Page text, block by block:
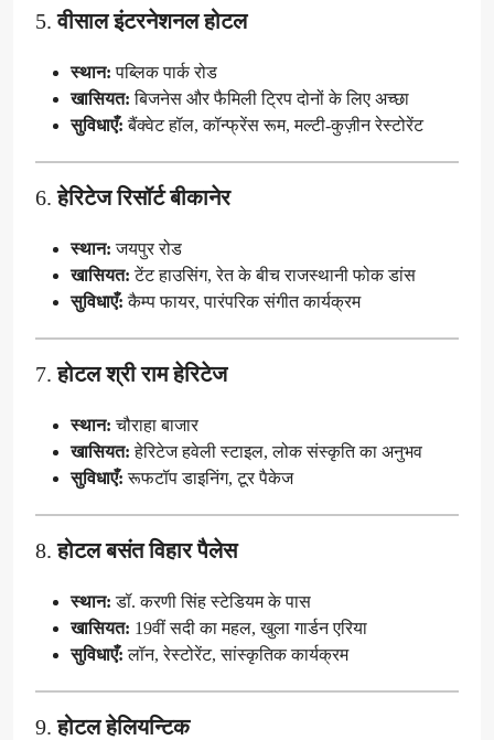
5.वीसाल इंटरनेशनल होटल
स्थान: पब्लिक पार्क रोड
खासियत: बिजनेस और फैमिली ट्रिप दोनों के लिए अच्छा
सुविधाएँ: बैंक्वेट हॉल, कॉन्फ्रेंस रूम, मल्टी-कुज़ीन रेस्टोरेंट
6.हेरिटेज रिसॉर्ट बीकानेर
स्थान: जयपुर रोड
खासियत: टेंट हाउसिंग, रेत के बीच राजस्थानी फोक डांस
सुविधाएँ: कैम्प फायर, पारंपरिक संगीत कार्यक्रम
7.होटल श्री राम हेरिटेज
स्थान: चौराहा बाजार
खासियत: हेरिटेज हवेली स्टाइल, लोक संस्कृति का अनुभव
सुविधाएँ: रूफटॉप डाइनिंग, टूर पैकेज
8.होटल बसंत विहार पैलेस
स्थान: डॉ. करणी सिंह स्टेडियम के पास
खासियत: 19वीं सदी का महल, खुला गार्डन एरिया
सुविधाएँ: लॉन, रेस्टोरेंट, सांस्कृतिक कार्यक्रम
9.होटल हेलियन्टिक